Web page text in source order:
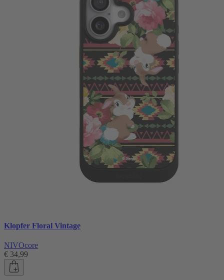
Klopfer Floral Vintage
NIVOcore
€ 34,99